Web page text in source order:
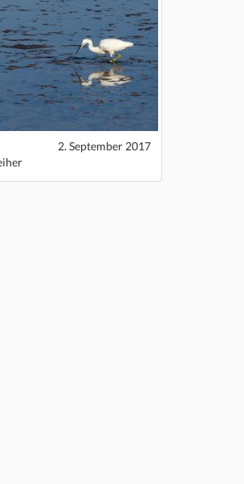
2. September 2017